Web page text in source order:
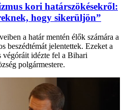
kori határszökésekről:
hogy sikerüljön”
a határ mentén élők számára a
beszédtémát jelentettek. Ezeket a
végóráit idézte fel a Bihari
polgármestere.